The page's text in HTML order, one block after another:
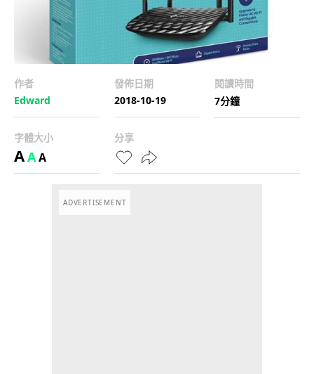
作者
Edward
發佈日期
2018-10-19
閱讀時間
7分鐘
字體大小
AAA
分享
ADVERTISEMENT